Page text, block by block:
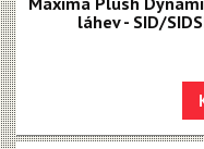
láhev - SID/